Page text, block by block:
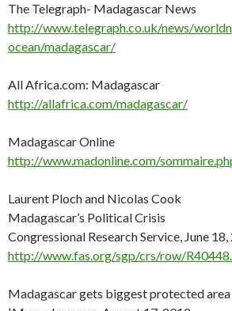
The Telegraph- Madagascar News
http://www.telegraph.co.uk/news/
ocean/madagascar/
All Africa.com: Madagascar
http://allafrica.com/madagascar/
Madagascar Online
http://www.madonline.com/
Laurent Ploch and Nicolas Cook
Madagascar’s Political Crisis
Congressional Research Service, June 18,
http://www.fas.org/sgp/crs/row/
Madagascar gets biggest protected area